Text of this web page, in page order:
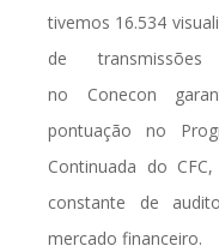
tivemos 16.534
de
no Conecon
pontuação no
Continuada do
constante de
mercado financeiro.